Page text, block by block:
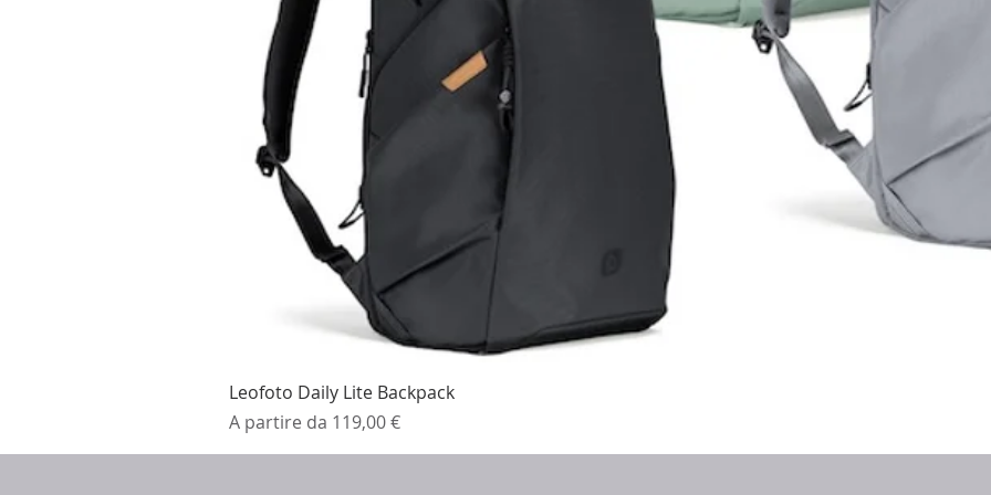
Leofoto Daily Lite Backpack
A partire da 119,00 €
Prezzo scontato